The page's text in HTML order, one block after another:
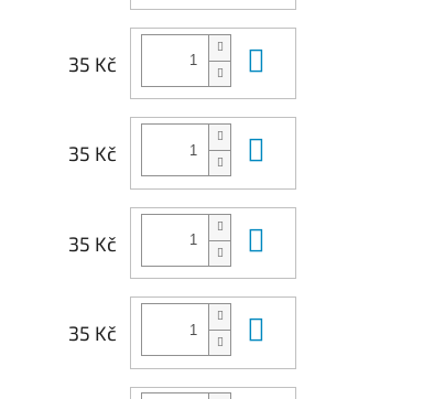
35 Kč
35 Kč
35 Kč
35 Kč